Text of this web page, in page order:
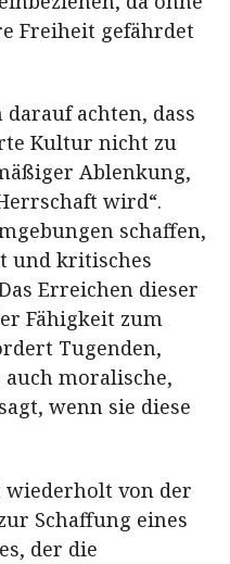
Freiheit gefährdet
achten, dass
Kultur nicht zu
Ablenkung,
wird“.
schaffen,
und kritisches
Erreichen dieser
Fähigkeit zum
Tugenden,
moralische,
wenn sie diese
wiederholt von der
Schaffung eines
der die